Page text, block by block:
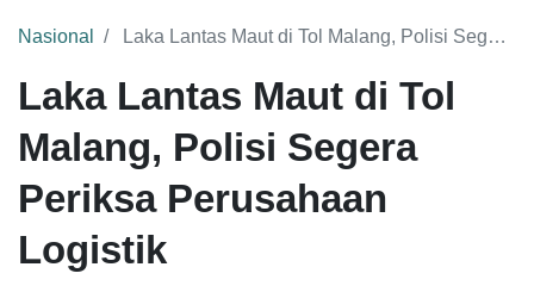
Nasional Laka Lantas Maut di Tol Malang, Polisi Segera Periksa Perusahaan Logistik
Laka Lantas Maut di Tol
Malang, Polisi Segera
Periksa Perusahaan
Logistik